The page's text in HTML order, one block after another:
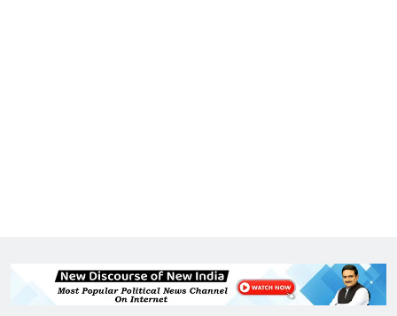
राम की नगरी अयोध्या में आने वाले भक्तों